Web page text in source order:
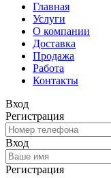
Главная
Услуги
О компании
Доставка
Продажа
Работа
Контакты
Вход
Регистрация
Вход
Регистрация